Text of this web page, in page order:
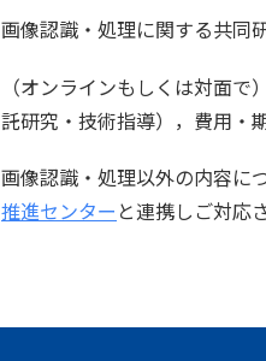
画像認識・処理に関する共同
（オンラインもしくは対面
託研究・技術指導），費用・
画像認識・処理以外の内容に
推進センター と連携しご対応